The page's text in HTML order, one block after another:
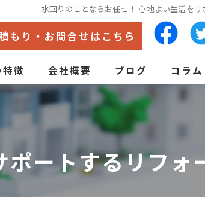
水回りのことならお任せ！ 心地よい生活を
もり・お問合せはこちら
徴 会社概要
代表あいさつ
ブログ コラム
ートするリフォ